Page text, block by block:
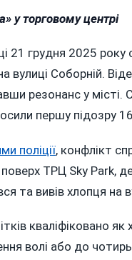
у торговому центрі
21 грудня 2025
вулиці Соборній.
резонанс у місті.
першу підозру
поліції, конфлікт
поверх ТРЦ Sky Park,
та вивів хлопця на
кваліфіковано
волі або до